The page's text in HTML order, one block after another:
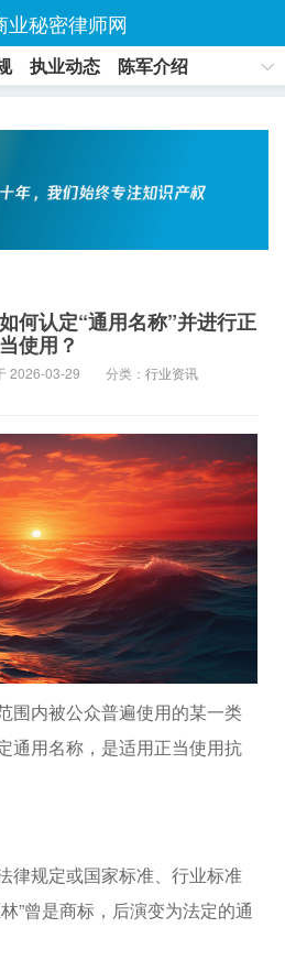
业秘密律师网
执业动态
陈军介绍
何认定“通用名称”并进行正
当使用？
2026-03-29 分类： 行业资讯
围内被公众普遍使用的某一类
通用名称，是适用正当使用抗
律规定或国家标准、行业标准
”曾是商标，后演变为法定的通